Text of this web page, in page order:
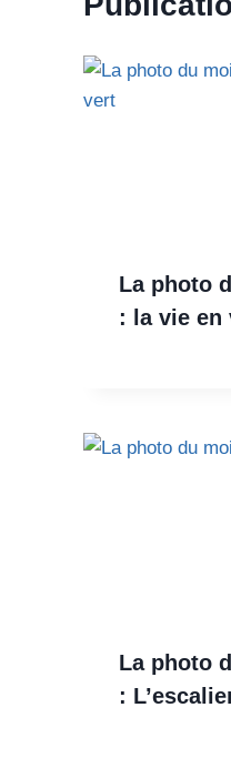
La photo
: la vie en
La photo
: